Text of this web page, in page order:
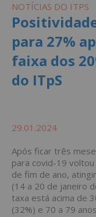
NOTÍCIAS DO ITPS
para 27%
faixa dos
do ITpS
29.01.2024
Após ficar três
para covid-19
de fim de ano,
(14 a 20 de janeiro
taxa está acima de
(32%) e 70 a 79